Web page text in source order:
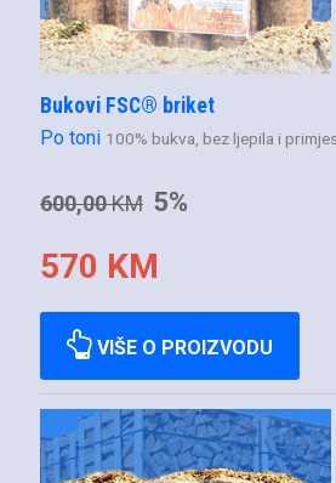
Bukovi FSC® briket
Po toni 100% bukva, bez ljepila i
600,00KM 5%
570 KM
VIŠE O PROIZVODU